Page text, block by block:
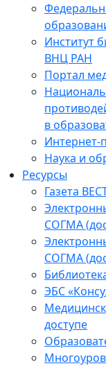
Институт
ВНЦ РАН
Портал
в
Интернет-
Наука и
Ресурсы
Газета
СОГМА
СОГМА
ЭБС
доступе